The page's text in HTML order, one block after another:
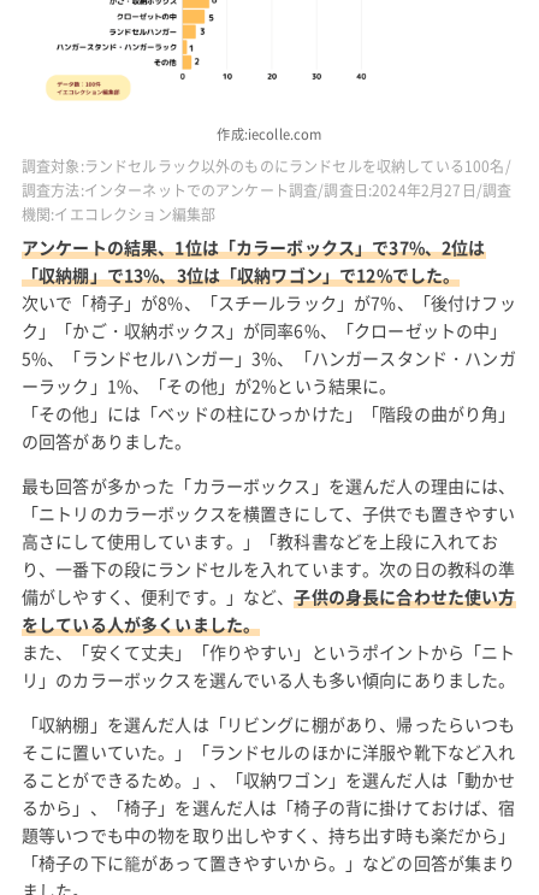
作成:iecolle.com
調査対象:ランドセルラック以外のものにランドセルを収納している100名/
調査方法:インターネットでのアンケート調査/調査日:2024年2月27日/調査
機関:イエコレクション編集部
アンケートの結果、1位は「カラーボックス」で37%、2位は
「収納棚」で13%、3位は「収納ワゴン」で12%でした。
次いで「椅子」が8%、「スチールラック」が7%、「後付けフッ
ク」「かご・収納ボックス」が同率6%、「クローゼットの中」
5%、「ランドセルハンガー」3%、「ハンガースタンド・ハンガ
ーラック」1%、「その他」が2%という結果に。
「その他」には「ベッドの柱にひっかけた」「階段の曲がり角」
の回答がありました。
最も回答が多かった「カラーボックス」を選んだ人の理由には、
「ニトリのカラーボックスを横置きにして、子供でも置きやすい
高さにして使用しています。」「教科書などを上段に入れてお
り、一番下の段にランドセルを入れています。次の日の教科の準
備がしやすく、便利です。」など、子供の身長に合わせた使い方
をしている人が多くいました。
また、「安くて丈夫」「作りやすい」というポイントから「ニト
リ」のカラーボックスを選んでいる人も多い傾向にありました。
「収納棚」を選んだ人は「リビングに棚があり、帰ったらいつも
そこに置いていた。」「ランドセルのほかに洋服や靴下など入れ
ることができるため。」、「収納ワゴン」を選んだ人は「動かせ
るから」、「椅子」を選んだ人は「椅子の背に掛けておけば、宿
題等いつでも中の物を取り出しやすく、持ち出す時も楽だから」
「椅子の下に籠があって置きやすいから。」などの回答が集まり
ました。